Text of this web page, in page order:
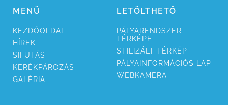
MENÜ
KEZDŐ­OLDAL
HÍREK
SÍ­FUTÁS
KERÉK­PÁROZÁS
GALÉRIA
LETÖLTHETŐ
PÁLYA­RENDSZER
TÉRKÉPE
STILI­ZÁLT TÉRKÉP
PÁLYA­INFORMÁCIÓS LAP
WEB­KAMERA